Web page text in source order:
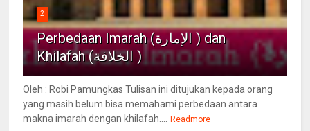
2
Perbedaan Imarah (الإمارة ) dan
Khilafah (الخلافة )
Oleh : Robi Pamungkas Tulisan ini ditujukan kepada orang
yang masih belum bisa memahami perbedaan antara
makna imarah dengan khilafah.... Readmore